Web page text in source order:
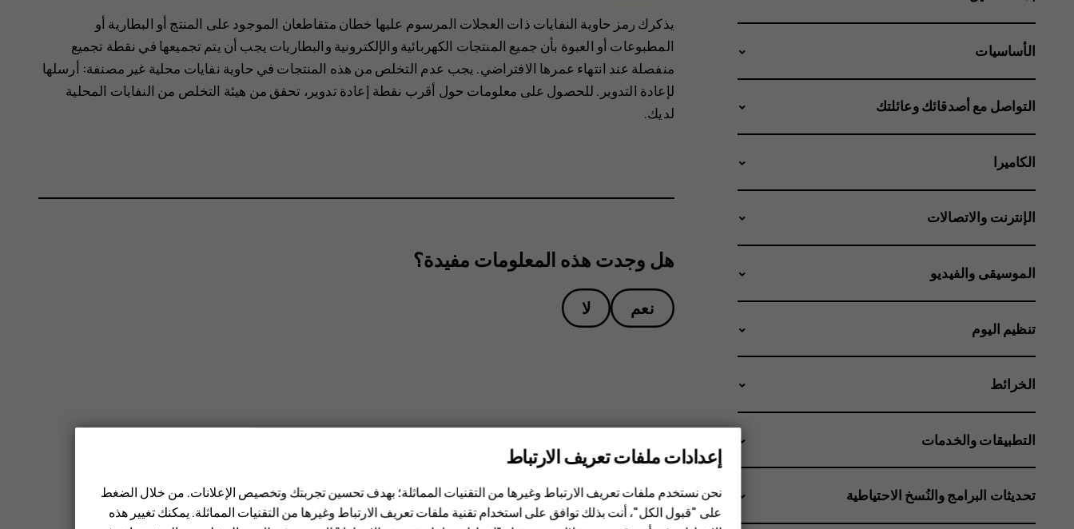
يذكرك رمز حاوية النفايات ذات العجلات المرسوم عليها خطان متقاطعان الموجود على المنتج أو البطارية أو
المطبوعات أو العبوة بأن جميع المنتجات الكهربائية والإلكترونية والبطاريات يجب أن يتم تجميعها في نقطة تجميع
منفصلة عند انتهاء عمرها الافتراضي. يجب عدم التخلص من هذه المنتجات في حاوية نفايات محلية غير مصنفة: أرسلها
لإعادة التدوير. للحصول على معلومات حول أقرب نقطة إعادة تدوير، تحقق من هيئة التخلص من النفايات المحلية
لديك.
هل وجدت هذه المعلومات مفيدة؟
نعم لا
الأساسيات
التواصل مع أصدقائك وعائلتك
الكاميرا
الإنترنت والاتصالات
الموسيقى والفيديو
تنظيم اليوم
الخرائط
التطبيقات والخدمات
تحديثات البرامج والنُسخ الاحتياطية
إعدادات ملفات تعريف الارتباط
نحن نستخدم ملفات تعريف الارتباط وغيرها من التقنيات المماثلة؛ بهدف تحسين تجربتك وتخصيص الإعلانات. من خلال الضغط
على "قبول الكل"، أنت بذلك توافق على استخدام تقنية ملفات تعريف الارتباط وغيرها من التقنيات المماثلة. يمكنك تغيير هذه